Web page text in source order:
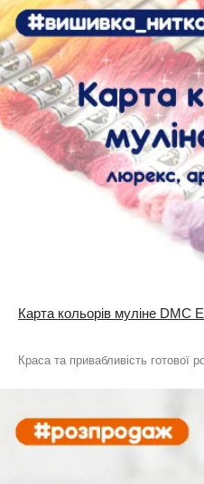
Карта кольорів муліне DMC
Краса та привабливість готової